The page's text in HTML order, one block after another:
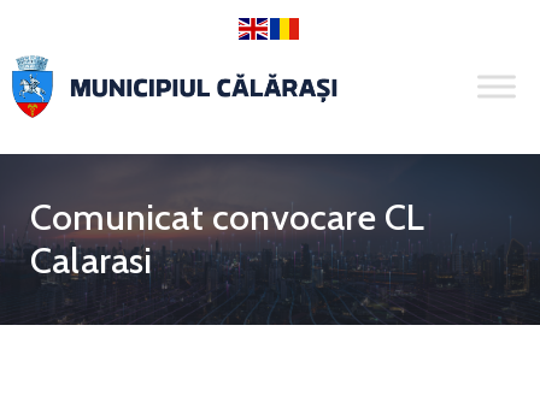
Comunicat convocare CL
Calarasi